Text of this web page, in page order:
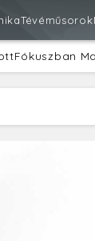
Tévéműsorok
Fókuszban